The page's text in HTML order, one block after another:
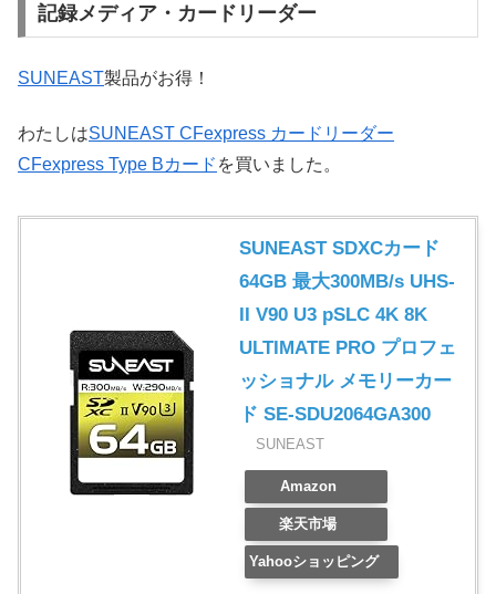
記録メディア・カードリーダー
SUNEAST製品がお得！
わたしはSUNEAST CFexpress カードリーダー
CFexpress Type Bカード を買いました。
SUNEAST SDXCカード
64GB 最大300MB/s UHS-
II V90 U3 pSLC 4K 8K
ULTIMATE PRO プロフェ
ッショナル メモリーカー
ド SE-SDU2064GA300
SUNEAST
Amazon
楽天市場
Yahooショッピング